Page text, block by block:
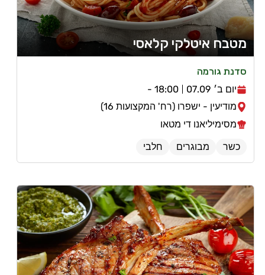
מטבח איטלקי קלאסי
סדנת גורמה
יום ב׳ 07.09
18:00 -
מודיעין - ישפרו (רח' המקצועות 16)
מסימיליאנו די מטאו
כשר
מבוגרים חלבי